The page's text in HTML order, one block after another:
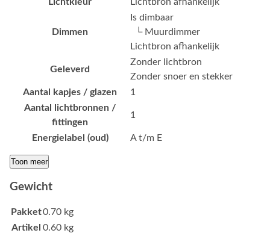
Lichtkleur
Lichtbron afhankelijk
Dimmen
Is dimbaar
└ Muurdimmer
Lichtbron afhankelijk
Geleverd
Zonder lichtbron
Zonder snoer en stekker
Aantal kapjes / glazen
1
Aantal lichtbronnen /
fittingen
1
Energielabel (oud) A t/m E
Toon meer
Gewicht
Pakket0.70 kg
Artikel 0.60 kg